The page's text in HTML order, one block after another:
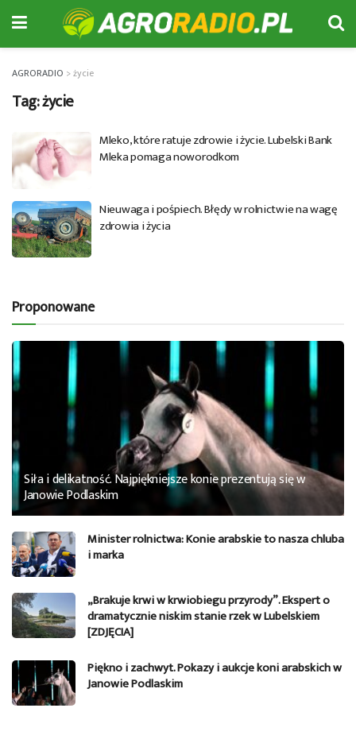
AGRORADIO >życie
Tag:życie
Mleko, które ratuje zdrowie i życie. Lubelski Bank
Mleka pomaga noworodkom
Nieuwaga i pośpiech. Błędy w rolnictwie na wagę
zdrowia i życia
Proponowane
Siła i delikatność. Najpiękniejsze konie prezentują się w
Janowie Podlaskim
Minister rolnictwa: Konie arabskie to nasza chluba
i marka
„Brakuje krwi w krwiobiegu przyrody”. Ekspert o
dramatycznie niskim stanie rzek w Lubelskiem
[ZDJĘCIA]
Piękno i zachwyt. Pokazy i aukcje koni arabskich w
Janowie Podlaskim